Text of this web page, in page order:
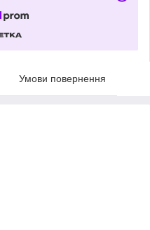
Умови повернення